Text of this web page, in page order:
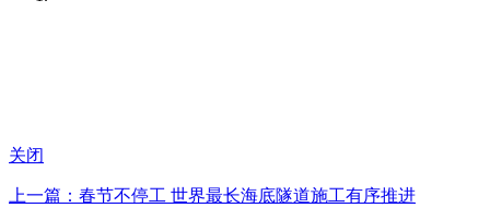
关闭
上一篇：春节不停工 世界最长海底隧道施工有序推进